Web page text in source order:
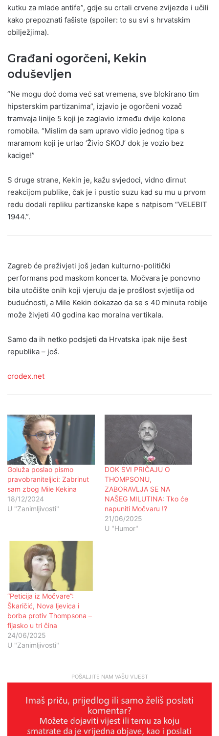
kutku za mlade antife”, gdje su crtali crvene zvijezde i učili
kako prepoznati fašiste (spoiler: to su svi s hrvatskim
obilježjima).
Građani ogorčeni, Kekin
oduševljen
“Ne mogu doć doma već sat vremena, sve blokirano tim
hipsterskim partizanima”, izjavio je ogorčeni vozač
tramvaja linije 5 koji je zaglavio između dvije kolone
romobila. “Mislim da sam upravo vidio jednog tipa s
maramom koji je urlao ‘Živio SKOJ’ dok je vozio bez
kacige!”
S druge strane, Kekin je, kažu svjedoci, vidno dirnut
reakcijom publike, čak je i pustio suzu kad su mu u prvom
redu dodali repliku partizanske kape s natpisom “VELEBIT
1944.”.
Zagreb će preživjeti još jedan kulturno-politički
performans pod maskom koncerta. Močvara je ponovno
bila utočište onih koji vjeruju da je prošlost svjetlija od
budućnosti, a Mile Kekin dokazao da se s 40 minuta robije
može živjeti 40 godina kao moralna vertikala.
Samo da ih netko podsjeti da Hrvatska ipak nije šest
republika – još.
crodex.net
Goluža poslao pismo
pravobraniteljici: Zabrinut
sam zbog Mile Kekina
18/12/2024
U "Zanimljivosti"
DOK SVI PRIČAJU O
THOMPSONU,
ZABORAVLJA SE NA
NAŠEG MILUTINA: Tko će
napuniti Močvaru !?
21/06/2025
U "Humor"
“Peticija iz Močvare”:
Škaričić, Nova ljevica i
borba protiv Thompsona –
fijasko u tri čina
24/06/2025
U "Zanimljivosti"
POŠALJITE NAM VAŠU VIJEST